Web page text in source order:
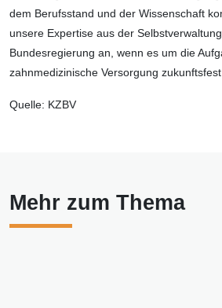
dem Berufsstand und der Wissenschaft
unsere Expertise aus der
Bundesregierung an, wenn es um die
zahnmedizinische Versorgung
Quelle: KZBV
Mehr zum Thema